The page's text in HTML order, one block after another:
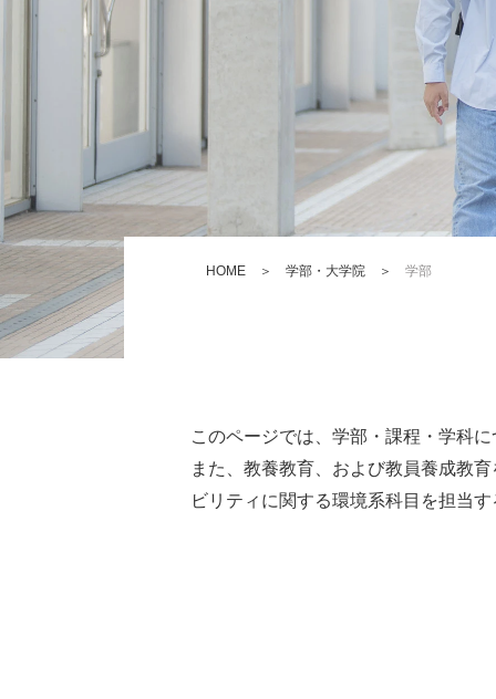
HOME ＞ 学部・大学院 ＞ 学部
このページでは、学部・課程・学科
また、教養教育、および教員養成教
ビリティに関する環境系科目を担当